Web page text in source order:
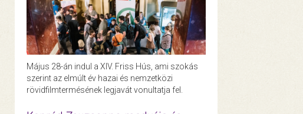
Május 28-án indul a XIV. Friss Hús, ami szokás
szerint az elmúlt év hazai és nemzetközi
rövidfilmtermésének legjavát vonultatja fel.